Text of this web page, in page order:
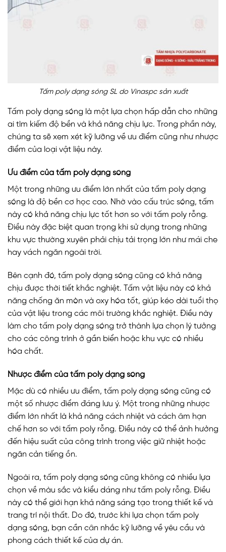
Tấm poly dạng sóng SL do Vinaspc sản xuất
Tấm poly dạng sóng là một lựa chọn hấp dẫn cho những
ai tìm kiếm độ bền và khả năng chịu lực. Trong phần này,
chúng ta sẽ xem xét kỹ lưỡng về ưu điểm cũng như nhược
điểm của loại vật liệu này.
Ưu điểm của tấm poly dạng sóng
Một trong những ưu điểm lớn nhất của tấm poly dạng
sóng là độ bền cơ học cao. Nhờ vào cấu trúc sóng, tấm
này có khả năng chịu lực tốt hơn so với tấm poly rỗng.
Điều này đặc biệt quan trọng khi sử dụng trong những
khu vực thường xuyên phải chịu tải trọng lớn như mái che
hay vách ngăn ngoài trời.
Bên cạnh đó, tấm poly dạng sóng cũng có khả năng
chịu được thời tiết khắc nghiệt. Tấm vật liệu này có khả
năng chống ăn mòn và oxy hóa tốt, giúp kéo dài tuổi thọ
của vật liệu trong các môi trường khắc nghiệt. Điều này
làm cho tấm poly dạng sóng trở thành lựa chọn lý tưởng
cho các công trình ở gần biển hoặc khu vực có nhiều
hóa chất.
Nhược điểm của tấm poly dạng sóng
Mặc dù có nhiều ưu điểm, tấm poly dạng sóng cũng có
một số nhược điểm đáng lưu ý. Một trong những nhược
điểm lớn nhất là khả năng cách nhiệt và cách âm hạn
chế hơn so với tấm poly rỗng. Điều này có thể ảnh hưởng
đến hiệu suất của công trình trong việc giữ nhiệt hoặc
ngăn cản tiếng ồn.
Ngoài ra, tấm poly dạng sóng cũng không có nhiều lựa
chọn về màu sắc và kiểu dáng như tấm poly rỗng. Điều
này có thể giới hạn khả năng sáng tạo trong thiết kế và
trang trí nội thất. Do đó, trước khi lựa chọn tấm poly
dạng sóng, bạn cần cân nhắc kỹ lưỡng về yêu cầu và
phong cách thiết kế của dự án.